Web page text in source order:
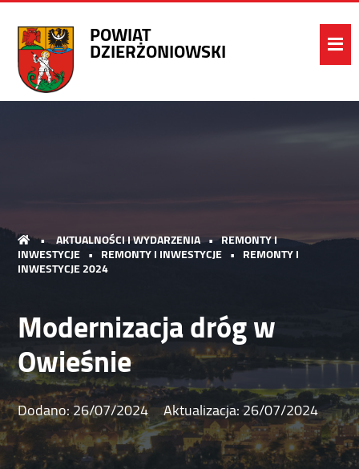
POWIAT
DZIERŻONIOWSKI
• AKTUALNOŚCI I WYDARZENIA • REMONTY I
INWESTYCJE • REMONTY I INWESTYCJE • REMONTY I
INWESTYCJE 2024
Modernizacja dróg w
Owieśnie
Dodano:26/07/2024 Aktualizacja:26/07/2024